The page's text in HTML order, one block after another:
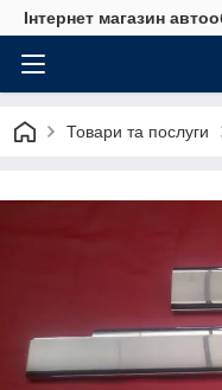
Інтернет магазин
Товари та послуги